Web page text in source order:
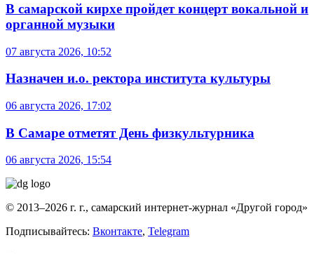
В самарской кирхе пройдет концерт вокальной и
органной музыки
07 августа 2026, 10:52
Назначен и.о. ректора института культуры
06 августа 2026, 17:02
В Самаре отметят День физкультурника
06 августа 2026, 15:54
© 2013–2026 г. г., самарский интернет-журнал «Другой город»
Подписывайтесь: Вконтакте, Telegram